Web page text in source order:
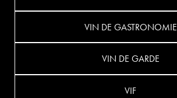
VIN DE GASTRONOMIE
VIN DE GARDE
VIF